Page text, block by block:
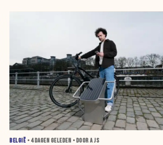
BELGIË • 4 DAGEN GELEDEN • DOOR A JS